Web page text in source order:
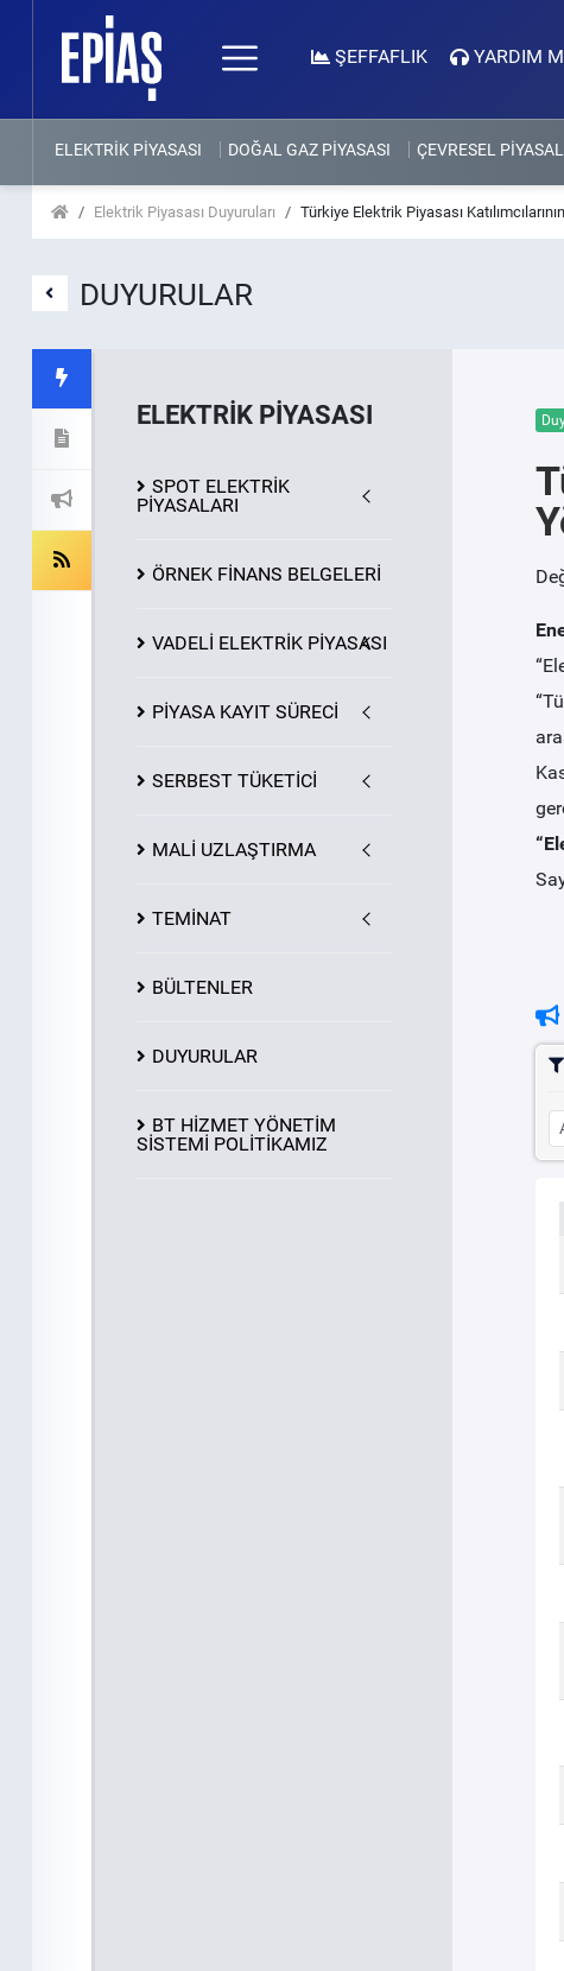
ŞEFFAFLIK YARDIM
ELEKTRİK PİYASASI DOĞAL GAZ PİYASASI ÇEVRESEL
Elektrik Piyasası Duyuruları Türkiye Elektrik Piyasası
DUYURULAR
ELEKTRİK PİYASASI
SPOT ELEKTRİK
PİYASALARI
ÖRNEK FİNANS BELGELERİ
VADELİ ELEKTRİK PİYASASI
PİYASAKAYIT SÜRECİ
SERBEST TÜKETİCİ
MALİ UZLAŞTIRMA
TEMİNAT
BÜLTENLER
DUYURULAR
BT HİZMET YÖNETİM
SİSTEMİ POLİTİKAMIZ